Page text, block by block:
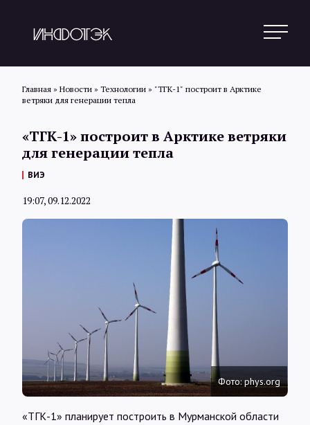
Статьи
Обзоры
Интервью
Карты
О нас
Главная » Новости » Технологии » "ТГК-1" построит в Арктике
ветряки для генерации тепла
«ТГК-1» построит в Арктике ветряки
для генерации тепла
ВИЭ
19:07, 09.12.2022
Фото: phys.org
«ТГК-1» планирует построить в Мурманской области